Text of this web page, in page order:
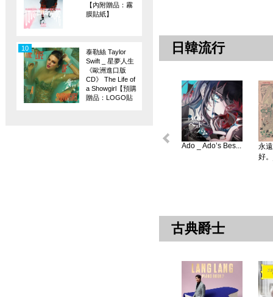
【內附贈品：霧
膜貼紙】
泰勒絲 Taylor
Swift _ 星夢人生
《歐洲進口版
CD》 The Life of
a Showgirl【預購
贈品：LOGO貼
10 日韓流行
Ado _ Ado’s Bes...
永
好
古典爵士